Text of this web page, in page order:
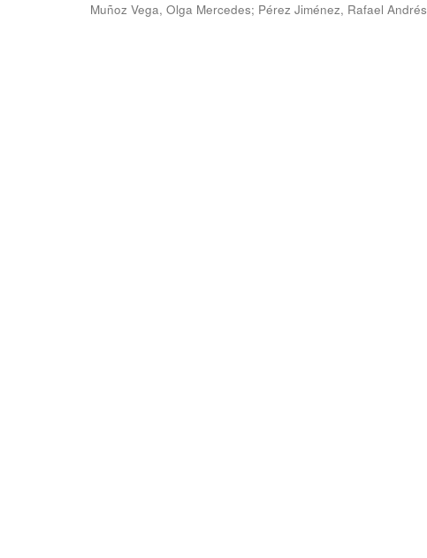
Muñoz Vega, Olga Mercedes; Pérez Jiménez, Rafael Andrés